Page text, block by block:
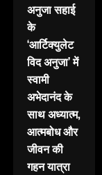
अनुजा सहाई
के
‘आर्टिक्युलेट
विद अनुजा’ में
स्वामी
अभेदानंद के
साथ अध्यात्म,
आत्मबोध और
जीवन की
गहन यात्रा